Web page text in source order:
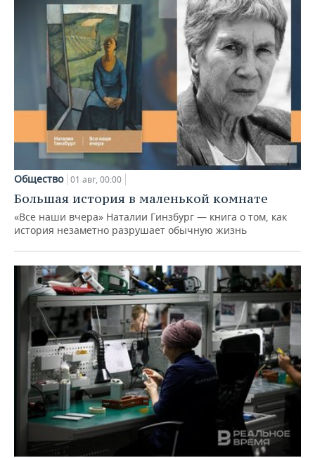
Общество 01 авг, 00:00
Большая история в маленькой комнате
«Все наши вчера» Наталии Гинзбург — книга о том, как
история незаметно разрушает обычную жизнь